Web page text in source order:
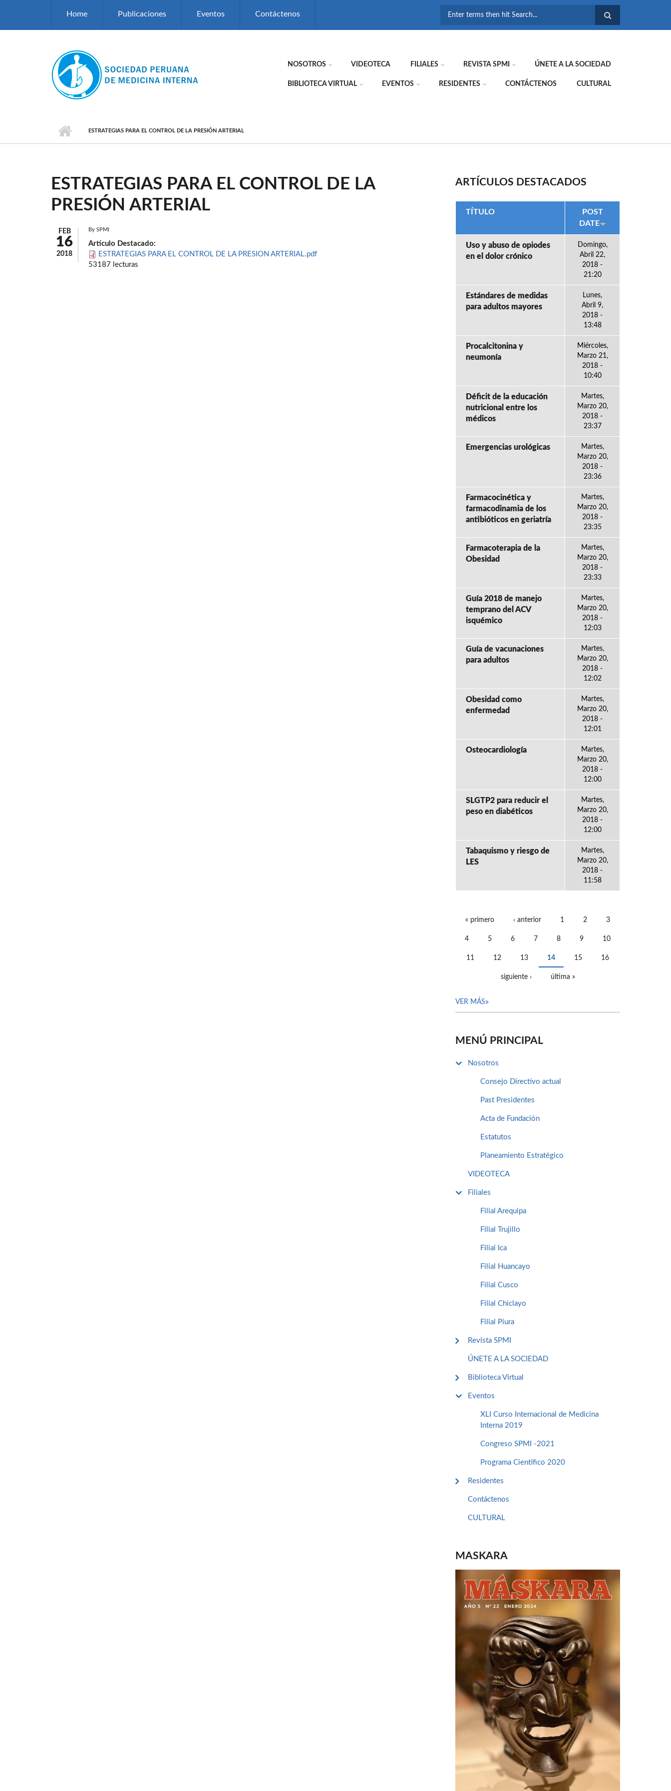
Home Publicaciones Eventos Contáctenos
NOSOTROS VIDEOTECA FILIALES REVISTA SPMI ÚNETE A LA SOCIEDAD
BIBLIOTECA VIRTUAL EVENTOS RESIDENTES CONTÁCTENOS CULTURAL
ESTRATEGIAS PARA EL CONTROL DE LA PRESIÓN ARTERIAL
ESTRATEGIAS PARA EL CONTROL DE LA
PRESIÓN ARTERIAL
FEB
16
2018
By SPMI
Artículo Destacado:
ESTRATEGIAS PARA EL CONTROL DE LA PRESION ARTERIAL.pdf
53187 lecturas
ARTÍCULOS DESTACADOS
TÍTULO
POST
DATE
Uso y abuso de opiodes
en el dolor crónico
Domingo,
Abril 22,
2018 -
21:20
Estándares de medidas
para adultos mayores
Lunes,
Abril 9,
2018 -
13:48
Procalcitonina y
neumonía
Miércoles,
Marzo 21,
2018 -
10:40
Déficit de la educación
nutricional entre los
médicos
Martes,
Marzo 20,
2018 -
23:37
Emergencias urológicas
Martes,
Marzo 20,
2018 -
23:36
Farmacocinética y
farmacodinamia de los
antibióticos en geriatría
Martes,
Marzo 20,
2018 -
23:35
Farmacoterapia de la
Obesidad
Martes,
Marzo 20,
2018 -
23:33
Guía 2018 de manejo
temprano del ACV
isquémico
Martes,
Marzo 20,
2018 -
12:03
Guía de vacunaciones
para adultos
Martes,
Marzo 20,
2018 -
12:02
Obesidad como
enfermedad
Martes,
Marzo 20,
2018 -
12:01
Osteocardiología
Martes,
Marzo 20,
2018 -
12:00
SLGTP2 para reducir el
peso en diabéticos
Martes,
Marzo 20,
2018 -
12:00
Tabaquismo y riesgo de
LES
Martes,
Marzo 20,
2018 -
11:58
« primero ‹ anterior 1 2 3
4 5 6 7 8 9 10
11 12 13 14 15 16
siguiente › última »
VER MÁS
MENÚ PRINCIPAL
Nosotros
Consejo Directivo actual
Past Presidentes
Acta de Fundación
Estatutos
Planeamiento Estratégico
VIDEOTECA
Filiales
Filial Arequipa
Filial Trujillo
Filial Ica
Filial Huancayo
Filial Cusco
Filial Chiclayo
Filial Piura
Revista SPMI
ÚNETE A LA SOCIEDAD
Biblioteca Virtual
Eventos
XLI Curso Internacional de Medicina
Interna 2019
Congreso SPMI -2021
Programa Cientifico 2020
Residentes
Contáctenos
CULTURAL
MASKARA